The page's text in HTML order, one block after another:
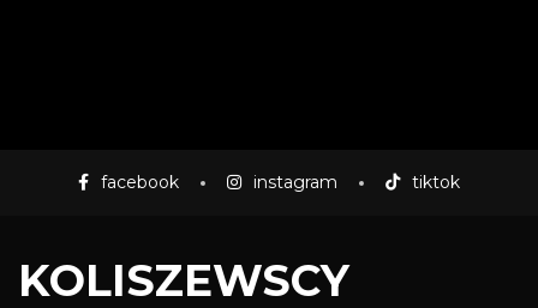
facebook instagram tiktok
KOLISZEWSCY